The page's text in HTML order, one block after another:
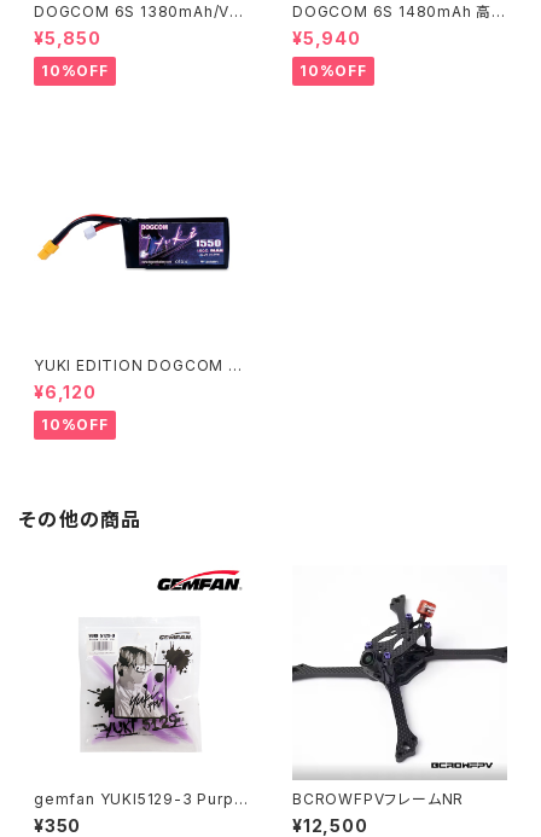
DOGCOM 6S 1380mAh/V2.
0 高出力レース用 DOGCOM 1
380mAh 160C 6S 22.2V lip
o battery - MCK EDITION
¥5,850
10%OFF
DOGCOM 6S 1480mAh 高出
力レース用 DOGCOM 1480m
Ah 150C 6S 22.2V lipo batt
ery - SBANG EDITION
¥5,940
10%OFF
YUKI EDITION DOGCOM 6
S 1550mAh 高出力レース用 D
OGCOM 1550mAh 160C 6S
22.2V lipo battery
¥6,120
10%OFF
その他の商品
gemfan YUKI5129-3 Purpl
e
¥350
BCROWFPVフレームNR
¥12,500